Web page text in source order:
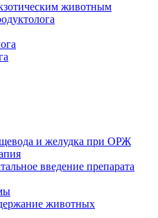
животным
и желудка при ОРЖ
введение препарата
животных